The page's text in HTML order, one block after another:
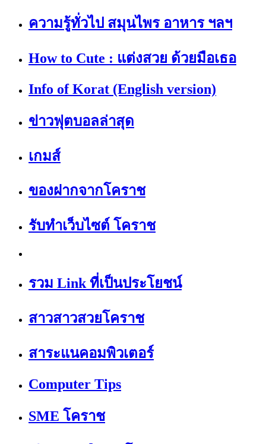
ความรู้ทั่วไป สมุนไพร อาหาร ฯลฯ
How to Cute : แต่งสวย ด้วยมือเธอ
Info of Korat (English version)
ข่าวฟุตบอลล่าสุด
เกมส์
ของฝากจากโคราช
รับทำเว็บไซต์ โคราช
รวม Link ที่เป็นประโยชน์
สาวสาวสวยโคราช
สาระแนคอมพิวเตอร์
Computer Tips
SME โคราช